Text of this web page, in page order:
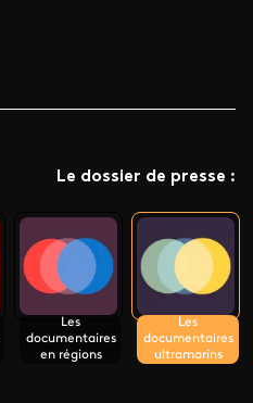
Le dossier de presse :
Les
documentaires
en régions
Les
documentaires
ultramarins